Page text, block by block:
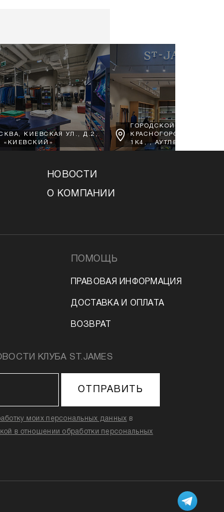
КИЕВСКАЯ УЛ., Д.2,
«КИЕВСКИЙ»
ГОРОДСКОЙ ОКРУГ
КРАСНОГОРСК, Д.
1К4, , АУТЛЕТ
НОВОСТИ
О КОМПАНИИ
ПОМОЩЬ
ПРАВОВАЯ ИНФОРМАЦИЯ
ДОСТАВКА И ОПЛАТА
ВОЗВРАТ
КЛУБА ST.JAMES
ОТПРАВИТЬ
моих персональных данных в
в отношении обработки персональных